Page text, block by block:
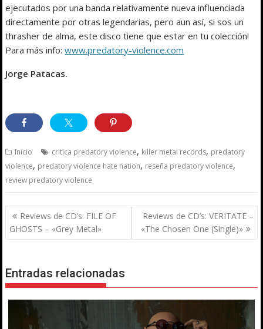
ejecutados por una banda relativamente nueva influenciada
directamente por otras legendarias, pero aun así, si sos un
thrasher de alma, este disco tiene que estar en tu colección!
Para más info:www.predatory-violence.com
Jorge Patacas.
Inicio critica predatory violence, killer metal records, predatory
violence, predatory violence hate nation, reseña predatory violence,
review predatory violence
Navegación
de
entradas
Reviews de CD’s: FILE OF
GHOSTS – «Grey Metal»
Reviews de CD’s: VERITATE –
«The Chosen One (Single)»
Entradas relacionadas